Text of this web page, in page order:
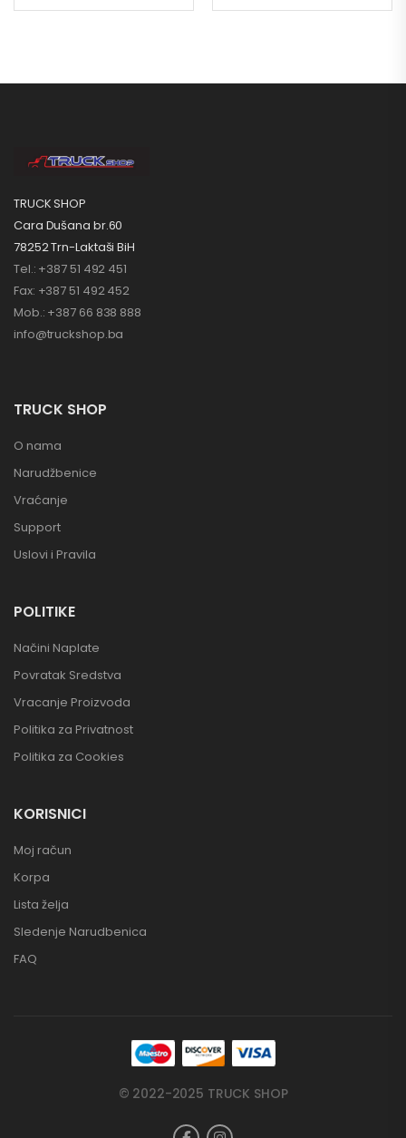
TRUCK SHOP
Cara Dušana br.60
78252 Trn-Laktaši BiH
Tel.: +387 51 492 451
Fax: +387 51 492 452
Mob.: +387 66 838 888
info@truckshop.ba
TRUCK SHOP
O nama
Narudžbenice
Vraćanje
Support
Uslovi i Pravila
POLITIKE
Načini Naplate
Povratak Sredstva
Vracanje Proizvoda
Politika za Privatnost
Politika za Cookies
KORISNICI
Moj račun
Korpa
Lista želja
Sledenje Narudbenica
FAQ
© 2022-2025 TRUCK SHOP